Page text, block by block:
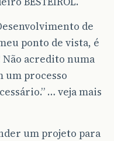
de
ponto de vista, é
acredito numa
um processo
… veja mais
um projeto para